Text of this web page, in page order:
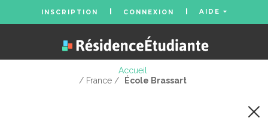
INSCRIPTION CONNEXION AIDE
Accueil
/ France /
École Brassart